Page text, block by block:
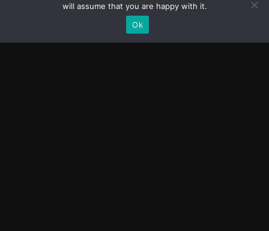
will assume that you are happy with it.
Ok